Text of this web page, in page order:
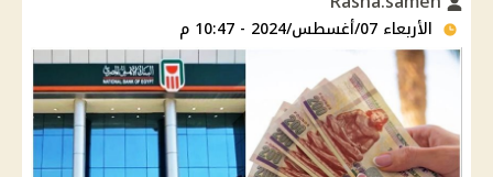
الأربعاء 07/أغسطس/2024 - 10:47 م